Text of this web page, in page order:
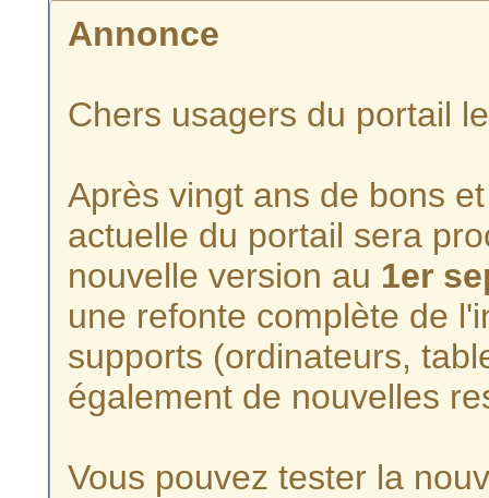
Annonce
Chers usagers du portail
Après vingt ans de bons
actuelle du portail sera
nouvelle version au 1er
une refonte complète de
supports (ordinateurs,
également de nouvelles
Vous pouvez tester la